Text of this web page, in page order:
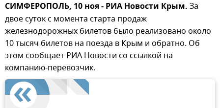
СИМФЕРОПОЛЬ, 10 ноя - РИА Новости Крым. За
двое суток с момента старта продаж
железнодорожных билетов было реализовано около
10 тысяч билетов на поезда в Крым и обратно. Об
этом сообщает РИА Новости со ссылкой на
компанию-перевозчик.